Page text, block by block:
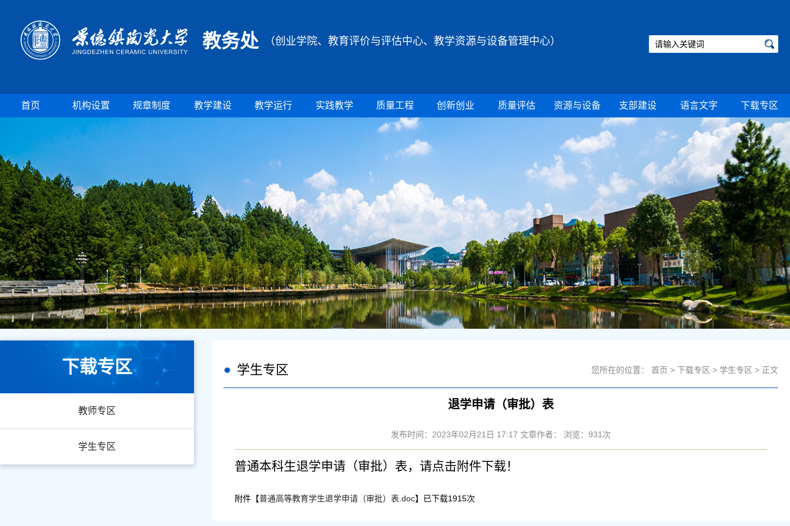
教务处 （创业学院、教育评价与评估中心、教学资源与设备管理中心）
首页 机构设置 规章制度 教学建设 教学运行 实践教学 质量工程 创新创业 质量评估 资源与设备 支部建设 语言文字 下载专区
下载专区
教师专区
学生专区
学生专区 您所在的位置： 首页 > 下载专区 > 学生专区 > 正文
退学申请（审批）表
发布时间：2023年02月21日 17:17 文章作者： 浏览： 931 次
普通本科生退学申请（审批）表，请点击附件下载！
附件【普通高等教育学生退学申请（审批）表.doc】已下载1915次